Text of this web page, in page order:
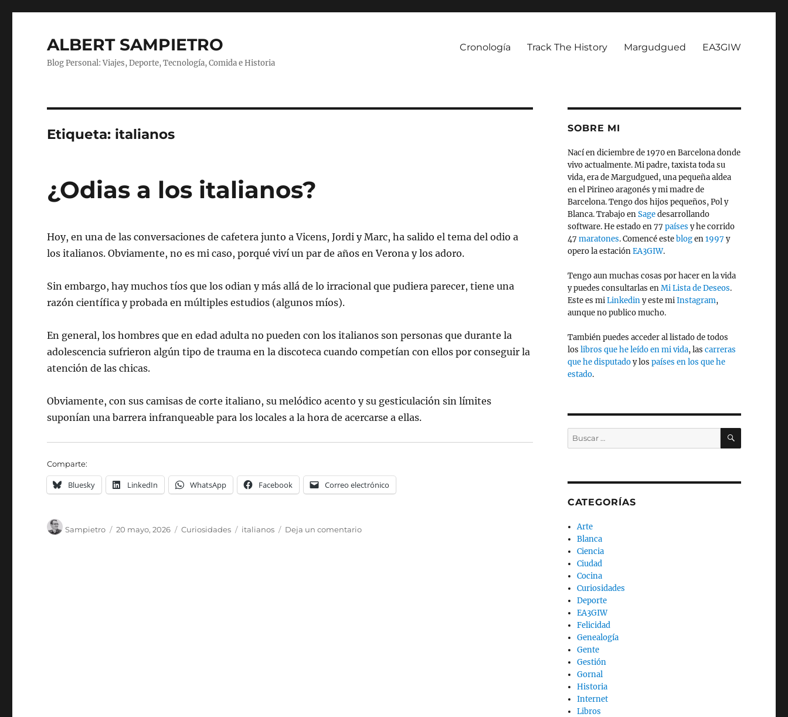
ALBERT SAMPIETRO
Blog Personal: Viajes, Deporte, Tecnología, Comida e Historia
Cronología Track The History Margudgued EA3GIW
Etiqueta: italianos
¿Odias a los italianos?
Hoy, en una de las conversaciones de cafetera junto a Vicens, Jordi y Marc, ha salido el tema del odio a
los italianos. Obviamente, no es mi caso, porqué viví un par de años en Verona y los adoro.
Sin embargo, hay muchos tíos que los odian y más allá de lo irracional que pudiera parecer, tiene una
razón científica y probada en múltiples estudios (algunos míos).
En general, los hombres que en edad adulta no pueden con los italianos son personas que durante la
adolescencia sufrieron algún tipo de trauma en la discoteca cuando competían con ellos por conseguir la
atención de las chicas.
Obviamente, con sus camisas de corte italiano, su melódico acento y su gesticulación sin límites
suponían una barrera infranqueable para los locales a la hora de acercarse a ellas.
Comparte:
Bluesky LinkedIn WhatsApp Facebook Correo electrónico
Sampietro 20 mayo, 2026 Curiosidades italianos Deja un comentario
SOBRE MI
Nací en diciembre de 1970 en Barcelona donde
vivo actualmente. Mi padre, taxista toda su
vida, era de Margudgued, una pequeña aldea
en el Pirineo aragonés y mi madre de
Barcelona. Tengo dos hijos pequeños, Pol y
Blanca. Trabajo enSagedesarrollando
software. He estado en 77 países y he corrido
47 maratones. Comencé esteblogen1997 y
opero la estaciónEA3GIW.
Tengo aun muchas cosas por hacer en la vida
y puedes consultarlas enMi Lista de Deseos.
Este es miLinkediny este miInstagram,
aunque no publico mucho.
También puedes acceder al listado de todos
los libros que he leído en mi vida, las carreras
que he disputadoy los países en los que he
estado.
Buscar
por:
BUSCAR
CATEGORÍAS
Arte
Blanca
Ciencia
Ciudad
Cocina
Curiosidades
Deporte
EA3GIW
Felicidad
Genealogía
Gente
Gestión
Gornal
Historia
Internet
Libros